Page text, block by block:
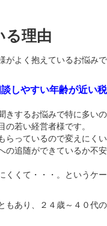
る理由
がよく抱えているお悩みで
しやすい年齢が近い税
きするお悩みで特に多いの
若い経営者様です。
らっているので変えにくい
の追随ができているか不安
くくて・・・。というケー
もあり、２４歳～４０代の